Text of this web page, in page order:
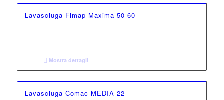
Lavasciuga Fimap Maxima 50-60
Mostra dettagli
Lavasciuga Comac MEDIA 22